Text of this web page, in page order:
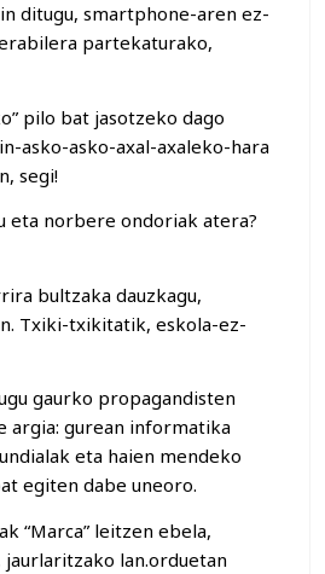
ditugu, smartphone-aren ez-
partekaturako,
pilo bat jasotzeko dago
asko-asko-axal-axaleko-hara
segi!
eta norbere ondoriak atera?
bultzaka dauzkagu,
Txiki-txikitatik, eskola-ez-
gaurko propagandisten
argia: gurean informatika
eta haien mendeko
egiten dabe uneoro.
“Marca” leitzen ebela,
jaurlaritzako lan.orduetan